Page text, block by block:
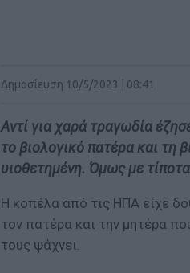
Δημοσίευση 10/5/2023 | 08:41
Αντί για χαρά τραγωδία
το βιολογικό πατέρα και τη
υιοθετημένη. Όμως με
Η κοπέλα από τις ΗΠΑ είχε
τον πατέρα και την μητέρα
τους ψάχνει.